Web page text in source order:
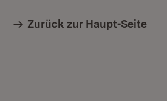
Zurück zur Haupt-Seite